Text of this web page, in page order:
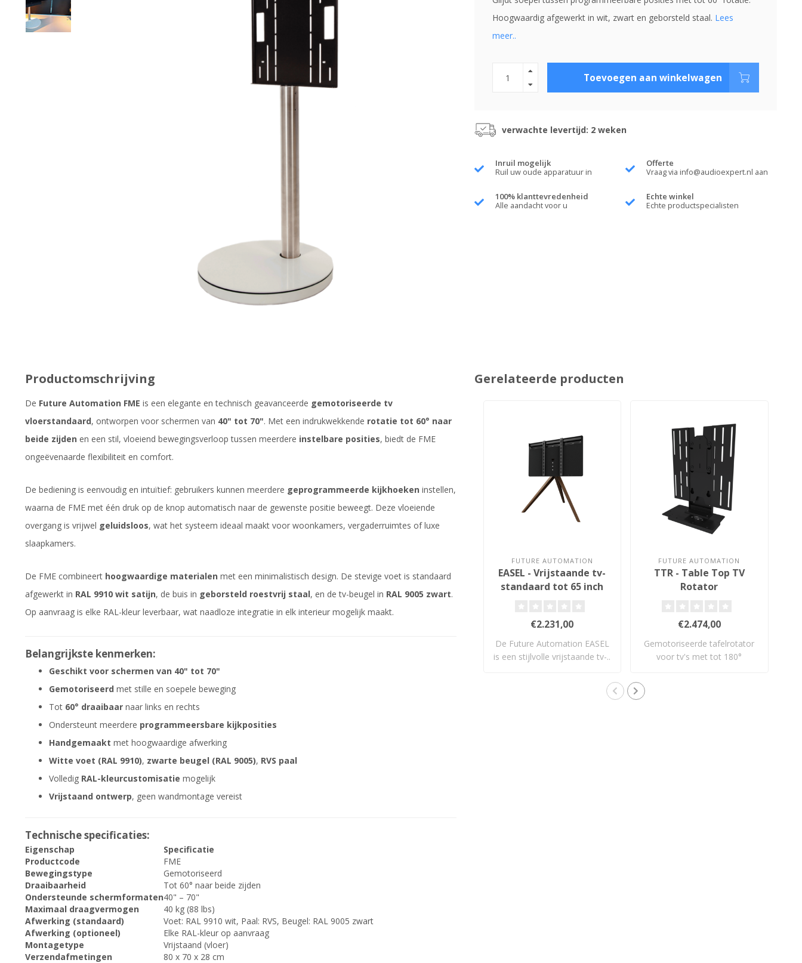
Hoogwaardig afgewerkt in wit, zwart en geborsteld staal. Lees
meer..
Toevoegen aan winkelwagen
verwachte levertijd: 2 weken
Inruil mogelijk
Ruil uw oude apparatuur in
Offerte
Vraag via info@audioexpert.nl aan
100% klanttevredenheid
Alle aandacht voor u
Echte winkel
Echte productspecialisten
Productomschrijving
De Future Automation FME is een elegante en technisch geavanceerde gemotoriseerde tv
vloerstandaard, ontworpen voor schermen van 40" tot 70". Met een indrukwekkende rotatie tot 60° naar
beide zijden en een stil, vloeiend bewegingsverloop tussen meerdere instelbare posities, biedt de FME
ongeëvenaarde flexibiliteit en comfort.
De bediening is eenvoudig en intuïtief: gebruikers kunnen meerdere geprogrammeerde kijkhoeken instellen,
waarna de FME met één druk op de knop automatisch naar de gewenste positie beweegt. Deze vloeiende
overgang is vrijwel geluidsloos, wat het systeem ideaal maakt voor woonkamers, vergaderruimtes of luxe
slaapkamers.
De FME combineert hoogwaardige materialen met een minimalistisch design. De stevige voet is standaard
afgewerkt in RAL 9910 wit satijn, de buis in geborsteld roestvrij staal, en de tv-beugel in RAL 9005 zwart.
Op aanvraag is elke RAL-kleur leverbaar, wat naadloze integratie in elk interieur mogelijk maakt.
Belangrijkste kenmerken:
Geschikt voor schermen van 40" tot 70"
Gemotoriseerd met stille en soepele beweging
Tot 60° draaibaar naar links en rechts
Ondersteunt meerdere programmeersbare kijkposities
Handgemaakt met hoogwaardige afwerking
Witte voet (RAL 9910), zwarte beugel (RAL 9005), RVS paal
Volledig RAL-kleurcustomisatie mogelijk
Vrijstaand ontwerp, geen wandmontage vereist
Technische specificaties:
Eigenschap
Specificatie
Productcode
FME
Bewegingstype
Gemotoriseerd
Draaibaarheid
Tot 60° naar beide zijden
Ondersteunde schermformaten40" – 70"
Maximaal draagvermogen
40 kg (88 lbs)
Afwerking (standaard)
Voet: RAL 9910 wit, Paal: RVS, Beugel: RAL 9005 zwart
Afwerking (optioneel)
Elke RAL-kleur op aanvraag
Montagetype
Vrijstaand (vloer)
Verzendafmetingen
80 x 70 x 28 cm
Gerelateerde producten
FUTURE AUTOMATION
EASEL - Vrijstaande tv-
standaard tot 65 inch
€2.231,00
De Future Automation EASEL
is een stijlvolle vrijstaande tv-..
FUTURE AUTOMATION
TTR - Table Top TV
Rotator
€2.474,00
Gemotoriseerde tafelrotator
voor tv's met tot 180°